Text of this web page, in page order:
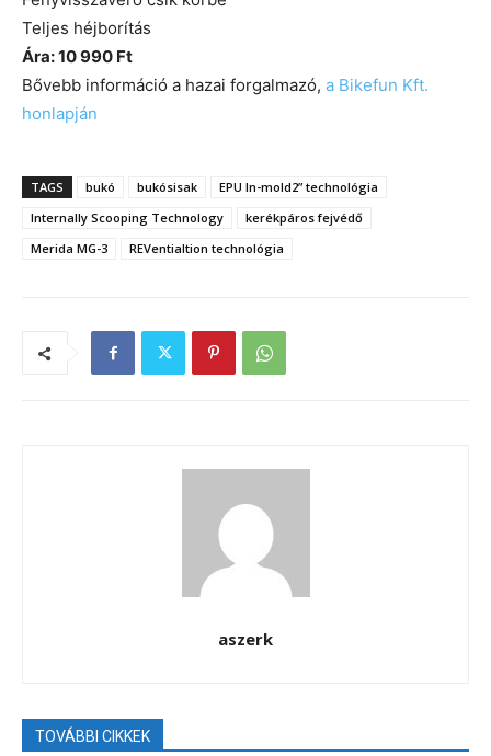
Teljes héjborítás
Ára: 10 990 Ft
Bővebb információ a hazai forgalmazó, a Bikefun Kft.
honlapján
TAGS bukó bukósisak
EPU In-mold2” technológia
Internally Scooping Technology
kerékpáros fejvédő
Merida MG-3
REVentialtion technológia
aszerk
TOVÁBBI CIKKEK